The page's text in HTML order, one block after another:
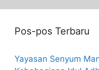
Pos-pos Terbaru
Yayasan Senyum